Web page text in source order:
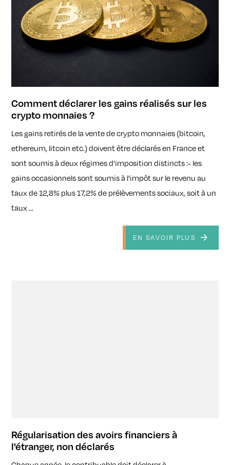
Comment déclarer les gains réalisés sur les
crypto monnaies ?
Les gains retirés de la vente de crypto monnaies (bitcoin,
ethereum, litcoin etc.) doivent être déclarés en France et
sont soumis à deux régimes d'imposition distincts :- les
gains occasionnels sont soumis à l'impôt sur le revenu au
taux de 12,8% plus 17,2% de prélèvements sociaux, soit à un
taux ...
EN SAVOIR PLUS
Régularisation des avoirs financiers à
l'étranger, non déclarés